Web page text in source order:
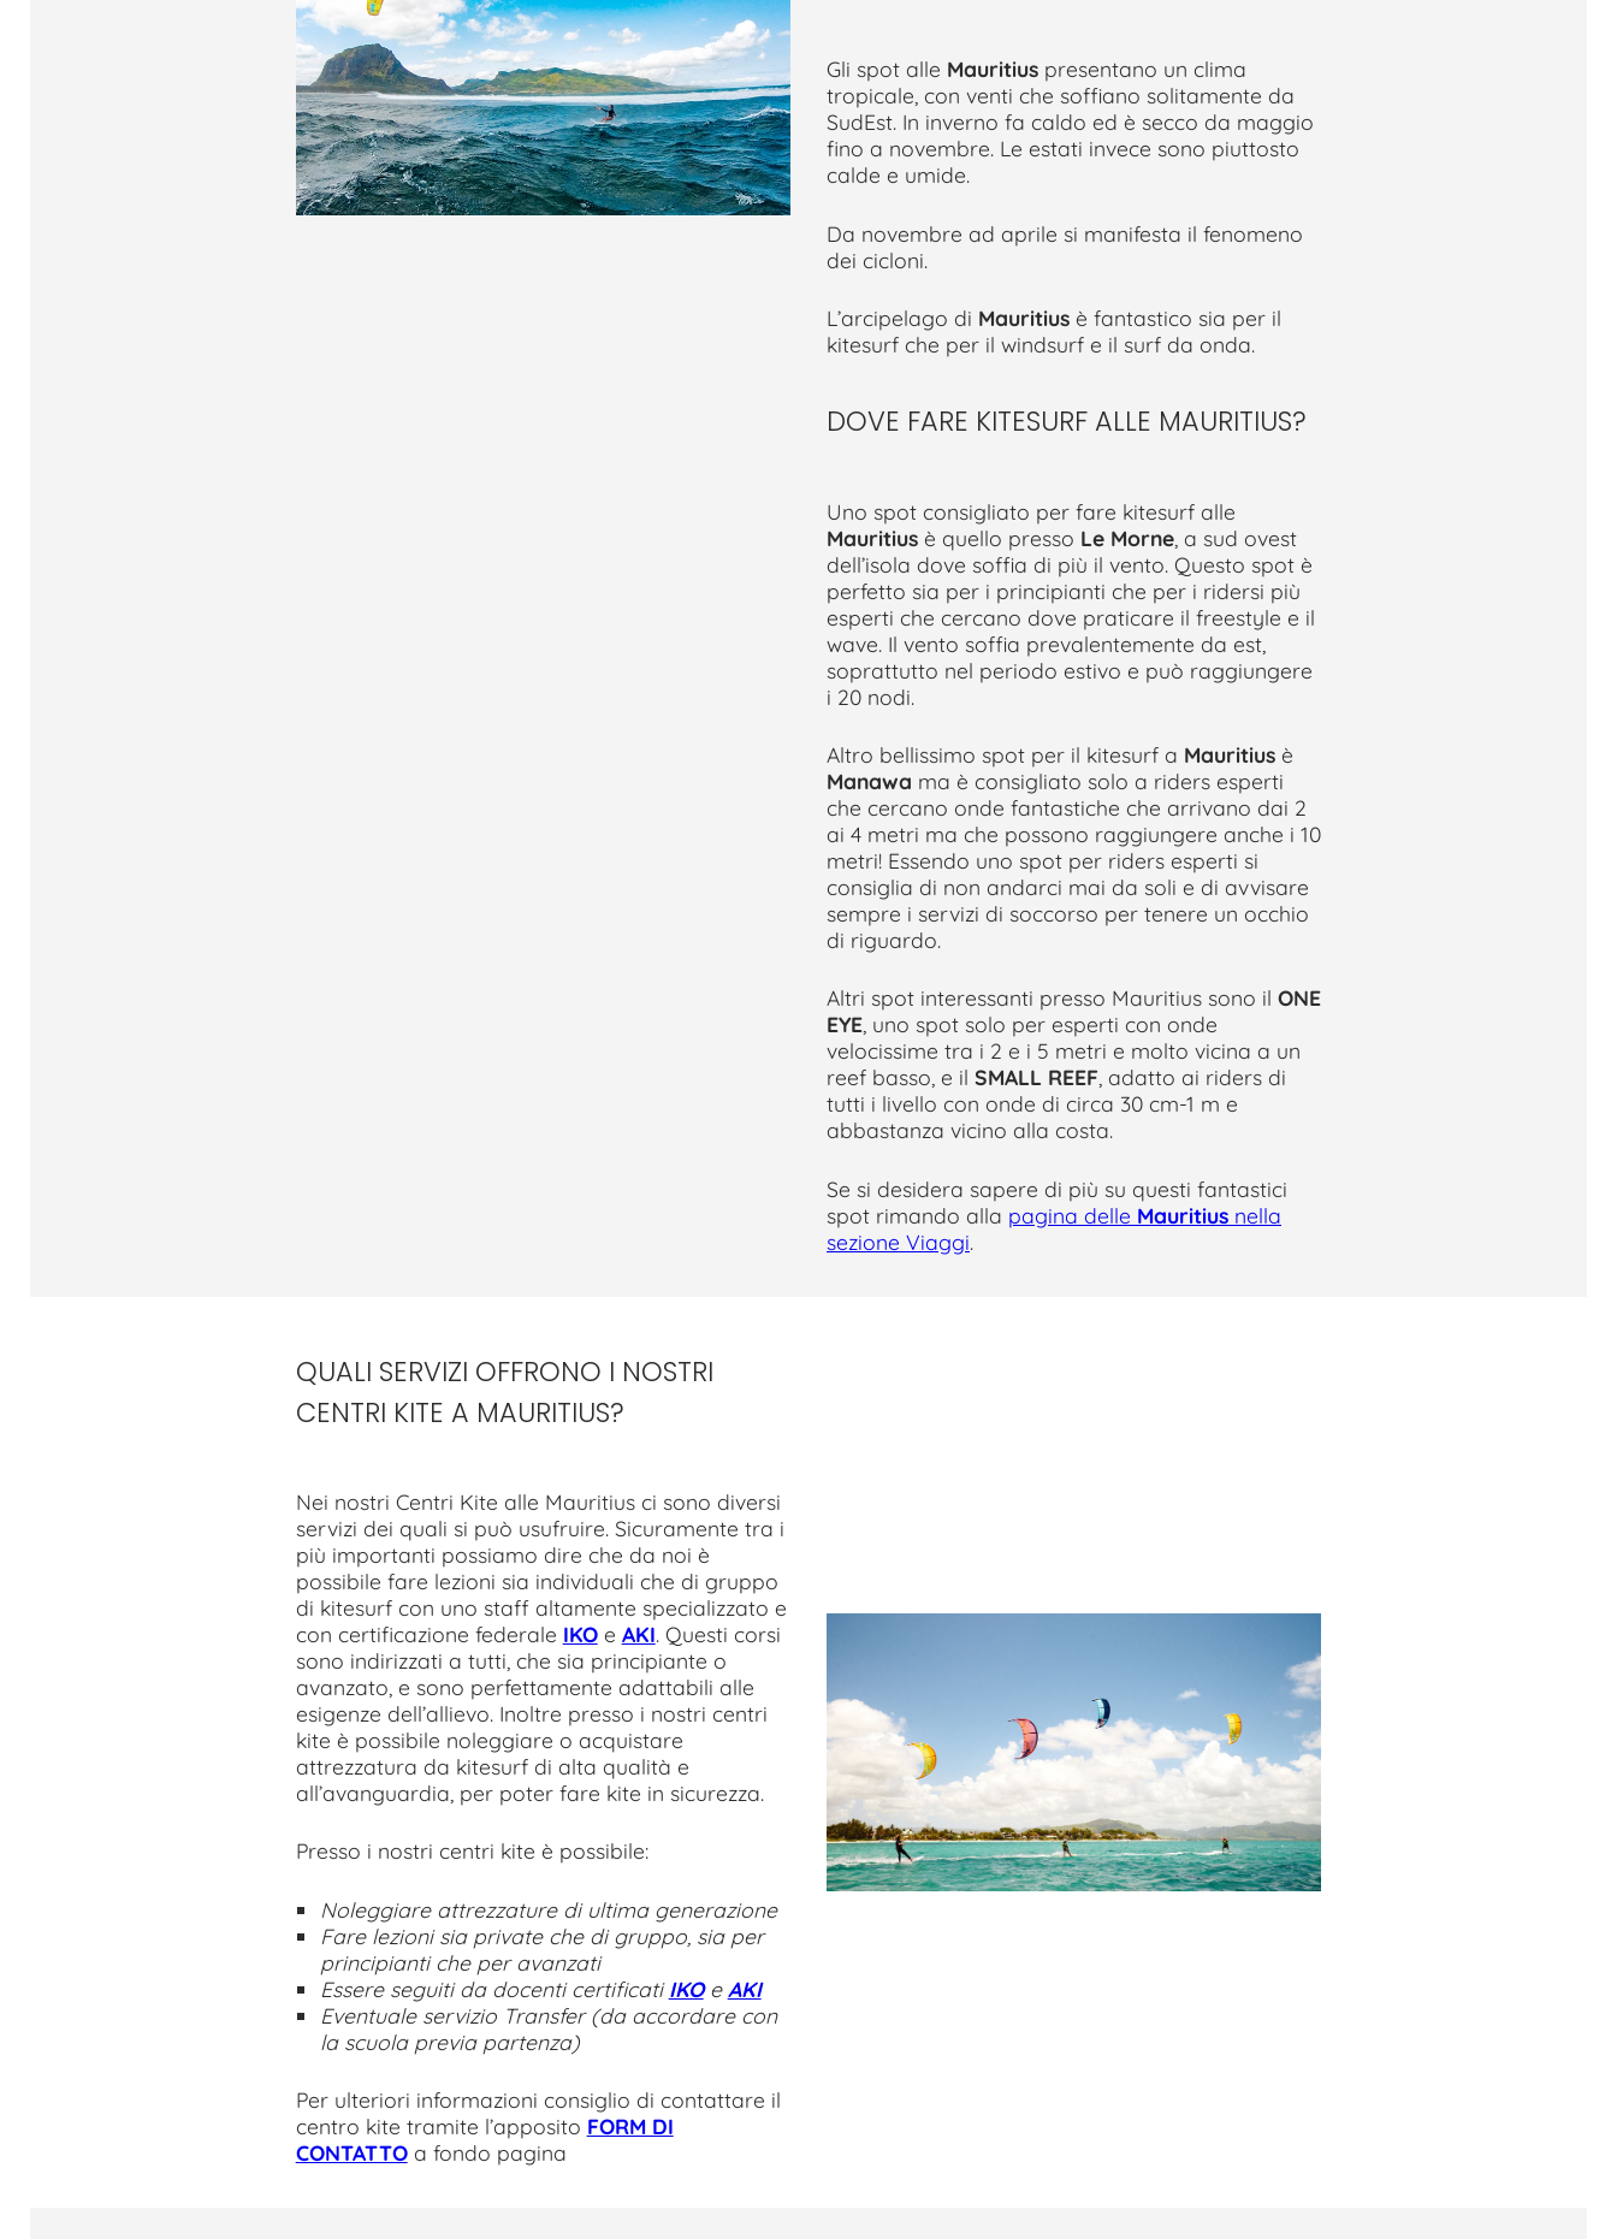
Gli spot alle Mauritiuspresentano un clima
tropicale, con venti che soffiano solitamente da
SudEst. In inverno fa caldo ed è secco da maggio
fino a novembre. Le estati invece sono piuttosto
calde e umide.
Da novembre ad aprile si manifesta il fenomeno
dei cicloni.
L’arcipelago di Mauritiusè fantastico sia per il
kitesurf che per il windsurf e il surf da onda.
DOVE FARE KITESURF ALLE MAURITIUS?
Uno spot consigliato per fare kitesurf alle
Mauritiusè quello presso Le Morne, a sud ovest
dell’isola dove soffia di più il vento. Questo spot è
perfetto sia per i principianti che per i ridersi più
esperti che cercano dove praticare il freestyle e il
wave. Il vento soffia prevalentemente da est,
soprattutto nel periodo estivo e può raggiungere
i 20 nodi.
Altro bellissimo spot per il kitesurf a Mauritiusè
Manawa ma è consigliato solo a riders esperti
che cercano onde fantastiche che arrivano dai 2
ai 4 metri ma che possono raggiungere anche i 10
metri! Essendo uno spot per riders esperti si
consiglia di non andarci mai da soli e di avvisare
sempre i servizi di soccorso per tenere un occhio
di riguardo.
Altri spot interessanti presso Mauritius sono il ONE
EYE, uno spot solo per esperti con onde
velocissime tra i 2 e i 5 metri e molto vicina a un
reef basso, e il SMALL REEF , adatto ai riders di
tutti i livello con onde di circa 30 cm-1 m e
abbastanza vicino alla costa.
Se si desidera sapere di più su questi fantastici
spot rimando alla pagina delle Mauritiusnella
sezione Viaggi.
QUALI SERVIZI OFFRONO I NOSTRI
CENTRI KITE A MAURITIUS?
Nei nostri Centri Kite alle Mauritius ci sono diversi
servizi dei quali si può usufruire. Sicuramente tra i
più importanti possiamo dire che da noi è
possibile fare lezioni sia individuali che di gruppo
di kitesurf con uno staff altamente specializzato e
con certificazione federale IKOe AKI. Questi corsi
sono indirizzati a tutti, che sia principiante o
avanzato, e sono perfettamente adattabili alle
esigenze dell’allievo. Inoltre presso i nostri centri
kite è possibile noleggiare o acquistare
attrezzatura da kitesurf di alta qualità e
all’avanguardia, per poter fare kite in sicurezza.
Presso i nostri centri kite è possibile:
Noleggiare attrezzature di ultima generazione
Fare lezioni sia private che di gruppo, sia per
principianti che per avanzati
Essere seguiti da docenti certificatiIKOeAKI
Eventuale servizio Transfer (da accordare con
la scuola previa partenza)
Per ulteriori informazioni consiglio di contattare il
centro kite tramite l’apposito FORM DI
CONTATTOa fondo pagina